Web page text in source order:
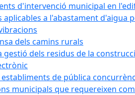
d'intervenció municipal en
a l'abastament d'aigua
dels camins rurals
dels residus de la
de pública
municipals que requereixen